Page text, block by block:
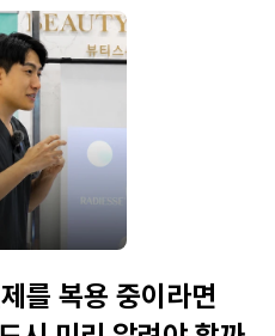
를 복용 중이라면